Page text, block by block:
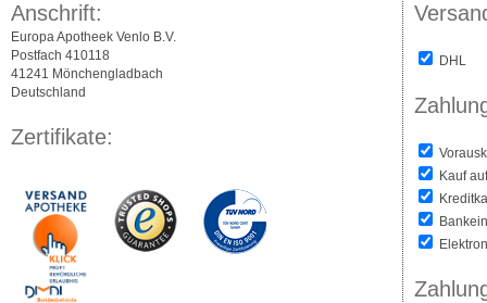
Anschrift:
Europa Apotheek Venlo B.V.
Postfach 410118
41241 Mönchengladbach
Deutschland
Zertifikate:
DHL
Kauf